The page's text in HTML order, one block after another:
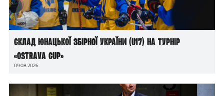
Склад юнацької збірної України (U17) на турнір
«Ostrava Cup»
09.08.2026